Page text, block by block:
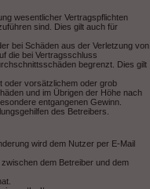
wesentlicher Vertragspflichten
sind. Dies gilt auch für
bei Schäden aus der Verletzung von
die bei Vertragsschluss
begrenzt. Dies gilt
oder vorsätzlichem oder grob
und im Übrigen der Höhe nach
entgangenen Gewinn.
des Betreibers.
wird dem Nutzer per E-Mail
dem Betreiber und dem